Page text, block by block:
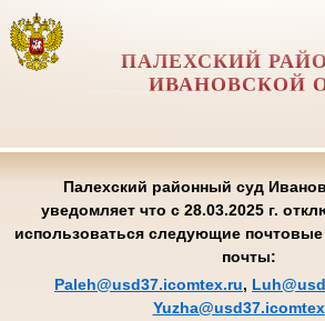
ПАЛЕХСКИЙ
ИВАНОВСКОЙ
Палехский районный суд
уведомляет что с 28.03.2025 г.
использоваться следующие
почты:
Paleh@usd37.icomtex.ru,